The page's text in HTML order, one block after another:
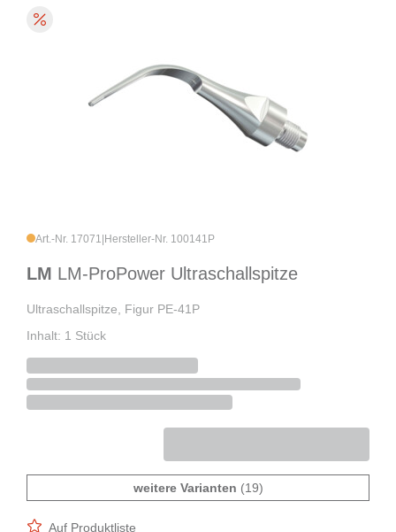
Art.-Nr. 17071 Hersteller-Nr. 100141P
LM LM-ProPower Ultraschallspitze
Ultraschallspitze, Figur PE-41P
Inhalt: 1 Stück
weitere Varianten (19)
Auf Produktliste